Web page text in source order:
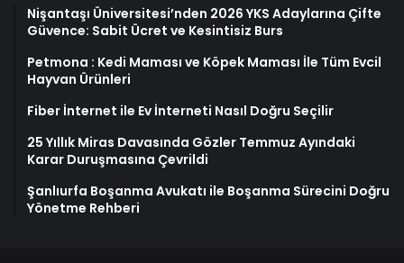
Nişantaşı Üniversitesi’nden 2026 YKS Adaylarına Çifte
Güvence: Sabit Ücret ve Kesintisiz Burs
Petmona : Kedi Maması ve Köpek Maması İle Tüm Evcil
Hayvan Ürünleri
Fiber İnternet ile Ev İnterneti Nasıl Doğru Seçilir
25 Yıllık Miras Davasında Gözler Temmuz Ayındaki
Karar Duruşmasına Çevrildi
Şanlıurfa Boşanma Avukatı ile Boşanma Sürecini Doğru
Yönetme Rehberi